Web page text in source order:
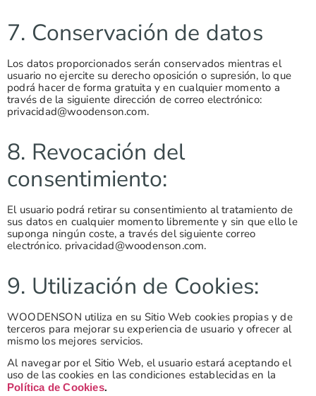
7. Conservación de datos
Los datos proporcionados serán conservados mientras el
usuario no ejercite su derecho oposición o supresión, lo que
podrá hacer de forma gratuita y en cualquier momento a
través de la siguiente dirección de correo electrónico:
privacidad@woodenson.com.
8. Revocación del
consentimiento:
El usuario podrá retirar su consentimiento al tratamiento de
sus datos en cualquier momento libremente y sin que ello le
suponga ningún coste, a través del siguiente correo
electrónico. privacidad@woodenson.com.
9. Utilización de Cookies:
WOODENSON utiliza en su Sitio Web cookies propias y de
terceros para mejorar su experiencia de usuario y ofrecer al
mismo los mejores servicios.
Al navegar por el Sitio Web, el usuario estará aceptando el
uso de las cookies en las condiciones establecidas en la
Política de Cookies.